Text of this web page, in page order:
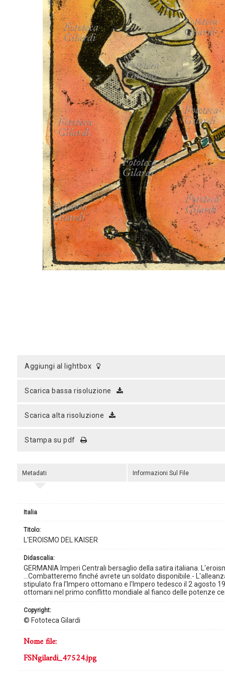
aggiungi al lightbox
scarica bassa risoluzione
scarica alta risoluzione
stampa su pdf
Metadati
Italia
titolo:
L'EROISMO DEL KAISER
didascalia:
GERMANIA Imperi Centrali bersaglio della satira italiana.
...Combatteremo finché avrete un soldato disponibile.-
stipulato fra l'Impero ottomano e l'Impero tedesco il 2 agosto
ottomani nel primo conflitto mondiale al fianco delle potenze
copyright:
© Fototeca Gilardi
nome file:
FSNgilardi_47524.jpg
Informazioni Sul File